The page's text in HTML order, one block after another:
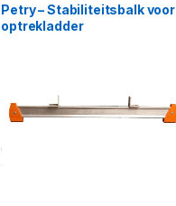
Petry – Stabiliteitsbalk voor
optrekladder